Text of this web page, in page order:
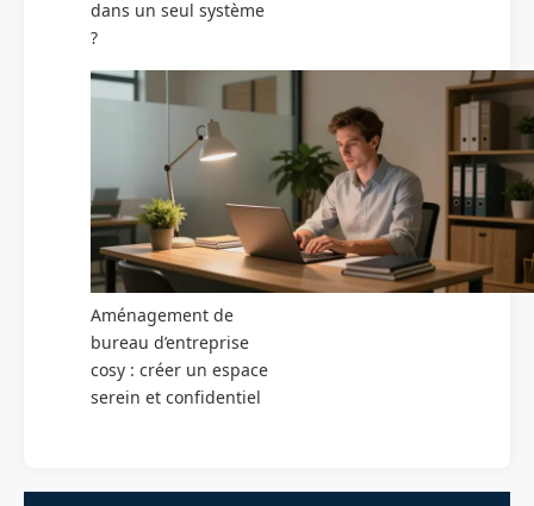
dans un seul système
?
Aménagement de
bureau d’entreprise
cosy : créer un espace
serein et confidentiel